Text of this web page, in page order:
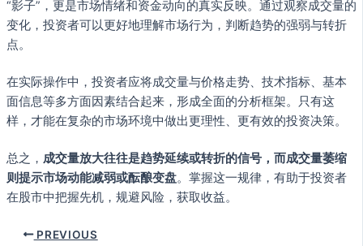
“影子”，更是市场情绪和资金动向的真实反映。通过观察成交量的
变化，投资者可以更好地理解市场行为，判断趋势的强弱与转折
点。
在实际操作中，投资者应将成交量与价格走势、技术指标、基本
面信息等多方面因素结合起来，形成全面的分析框架。只有这
样，才能在复杂的市场环境中做出更理性、更有效的投资决策。
总之， 成交量放大往往是趋势延续或转折的信号，而成交量萎缩
则提示市场动能减弱或酝酿变盘。掌握这一规律，有助于投资者
在股市中把握先机，规避风险，获取收益。
PREVIOUS